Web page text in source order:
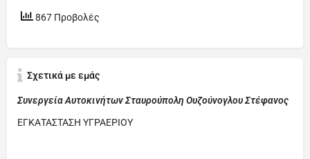
867 Προβολές
Σχετικά με εμάς
Συνεργεία Αυτοκινήτων Σταυρούπολη Ουζούνογλου Στέφανος
ΕΓΚΑΤΑΣΤΑΣΗ ΥΓΡΑΕΡΙΟΥ